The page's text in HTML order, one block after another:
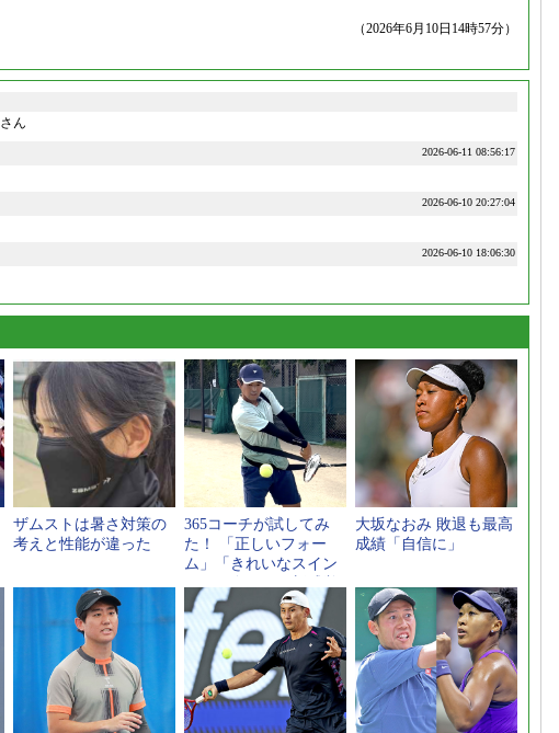
（2026年6月10日14時57分）
さん
2026-06-11 08:56:17
2026-06-10 20:27:04
2026-06-10 18:06:30
ザムストは暑さ対策の
考えと性能が違った
365コーチが試してみ
た！ 「正しいフォー
ム」「きれいなスイン
グ」が身につく新感覚
スポーツギア
大坂なおみ 敗退も最高
成績「自信に」